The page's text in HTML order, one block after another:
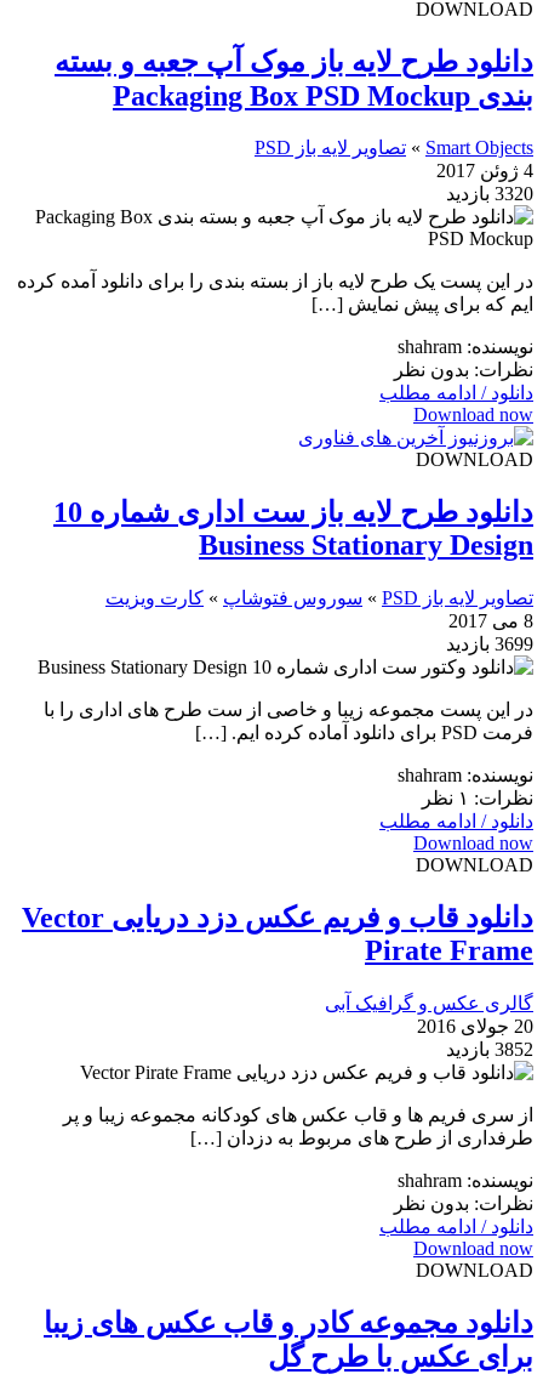
DOWNLOAD
دانلود طرح لایه باز موک آپ جعبه و بسته
بندی Packaging Box PSD Mockup
Smart Objects
» تصاویر لایه باز PSD
4 ژوئن 2017
3320 بازدید
در این پست یک طرح لایه باز از بسته بندی را برای دانلود آمده کرده
ایم که برای پیش نمایش […]
نویسنده: shahram
نظرات: بدون نظر
دانلود / ادامه مطلب
Download now
DOWNLOAD
دانلود طرح لایه باز ست اداری شماره 10
Business Stationary Design
تصاویر لایه باز PSD » سوروس فتوشاپ » کارت ویزیت
8 می 2017
3699 بازدید
در این پست مجموعه زیبا و خاصی از ست طرح های اداری را با
فرمت PSD برای دانلود آماده کرده ایم. […]
نویسنده: shahram
نظرات: ۱ نظر
دانلود / ادامه مطلب
Download now
DOWNLOAD
دانلود قاب و فریم عکس دزد دریایی Vector
Pirate Frame
گالری عکس و گرافیک آبی
20 جولای 2016
3852 بازدید
از سری فریم ها و قاب عکس های کودکانه مجموعه زیبا و پر
طرفداری از طرح های مربوط به دزدان […]
نویسنده: shahram
نظرات: بدون نظر
دانلود / ادامه مطلب
Download now
DOWNLOAD
دانلود مجموعه کادر و قاب عکس های زیبا
برای عکس با طرح گل